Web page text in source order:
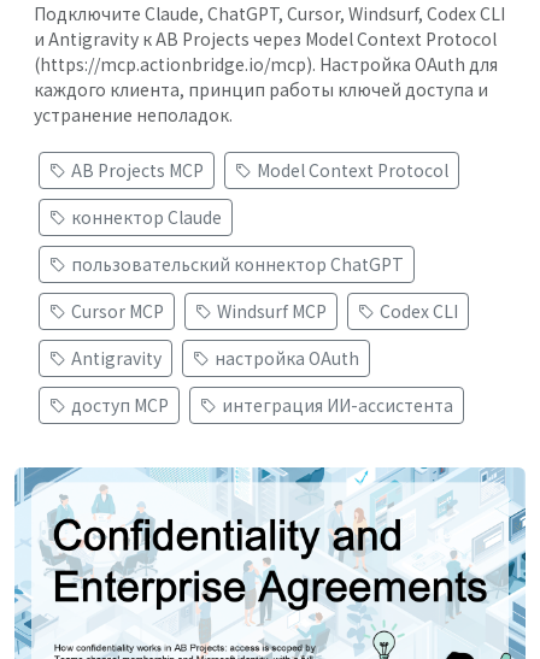
Подключите Claude, ChatGPT, Cursor, Windsurf, Codex CLI
и Antigravity к AB Projects через Model Context Protocol
(https://mcp.actionbridge.io/mcp). Настройка OAuth для
каждого клиента, принцип работы ключей доступа и
устранение неполадок.
AB Projects MCP
Model Context Protocol
коннектор Claude
пользовательский коннектор ChatGPT
Cursor MCP
Windsurf MCP
Codex CLI
Antigravity
настройка OAuth
доступ MCP
интеграция ИИ-ассистента